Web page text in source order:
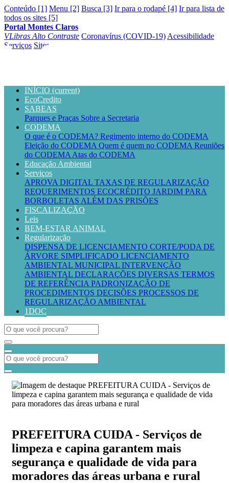
Conteúdo [1] Menu [2] Busca [3] Ir para o rodapé [4] Ir para lista de
todos os sites [5]
Portal Montes Claros
VLibras Alto Contraste Coronavírus (COVID-19) Acessibilidade
Serviços Sites
INÍCIO (current)
EcoCredito
SABEAS
Parques e Praças Sobre a Secretaria
CODEMA
O que é o CODEMA? Regimento interno do CODEMA
Eleição do CODEMA Quem é quem no CODEMA Reuniões
do CODEMA Atas do CODEMA
Educação Ambiental
Serviços
APROVA DIGITAL TAXAS DE REGULARIZAÇÃO
REQUERIMENTOS ECOCRÉDITO JARDIM PARA
BORBOLETAS ALÉM DAS PRISÕES
FISCALIZAÇÃO
Leis
BEM-ESTAR ANIMAL
Regularização
DISPENSA DE LICENCIAMENTO CORTE/PODA DE
ÁRVORE SIMPLIFICADO LICENCIAMENTO
AMBIENTAL MUNICIPAL INTERVENÇÃO
AMBIENTAL DECLARAÇÕES DIVERSAS TERMOS
DE REFERÊNCIA PADRONIZAÇÃO DE
PROCEDIMENTOS DECISÕES PROCESSOS DE
REGULARIZAÇÃO AMBIENTAL
1DOC
PREFEITURA CUIDA - Serviços de
limpeza e capina garantem mais
segurança e qualidade de vida para
moradores das áreas urbana e rural